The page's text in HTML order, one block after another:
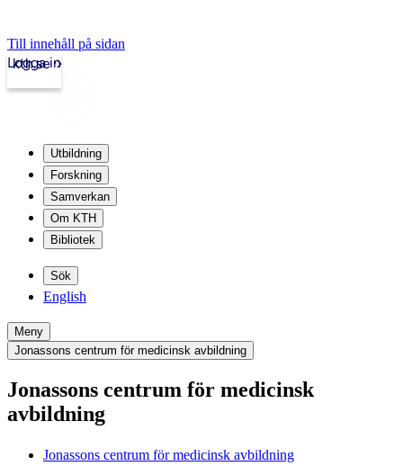
Till innehåll på sidan
kth.se
Logga in
Utbildning
Forskning
Samverkan
Om KTH
Bibliotek
Sök
English
Meny
Jonassons centrum för medicinsk avbildning
Jonassons centrum för medicinsk
avbildning
Jonassons centrum för medicinsk avbildning